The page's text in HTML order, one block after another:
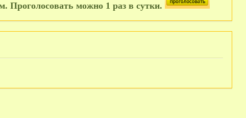
Проголосовать можно 1 раз в сутки.